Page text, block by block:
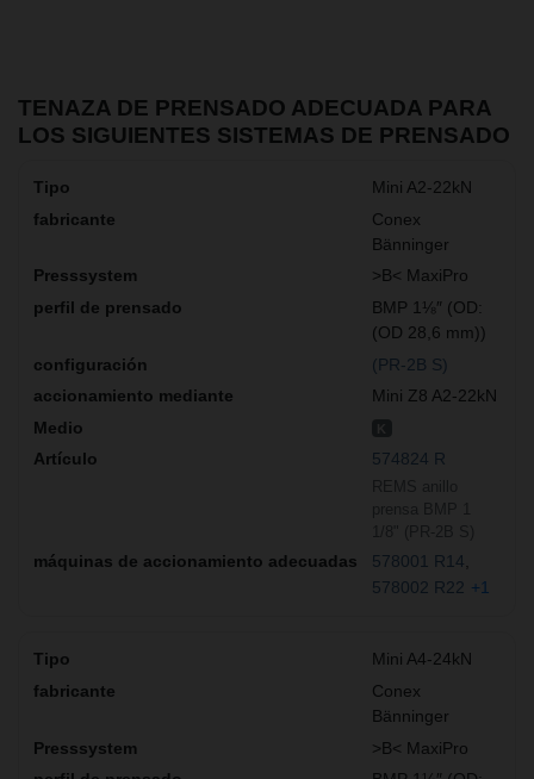
TENAZA DE PRENSADO ADECUADA PARA
LOS SIGUIENTES SISTEMAS DE PRENSADO
Mini A2-22kN
Conex
Bänninger
>B< MaxiPro
BMP 1⅛″ (OD:
(OD 28,6 mm))
(PR-2B S)
Mini Z8 A2-22kN
574824 R
578001 R14
578002 R22 +1
Mini A4-24kN
Conex
Bänninger
>B< MaxiPro